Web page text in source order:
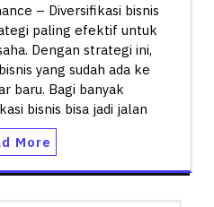
– Diversifikasi bisnis
paling efektif untuk
Dengan strategi ini,
yang sudah ada ke
baru. Bagi banyak
bisnis bisa jadi jalan
More